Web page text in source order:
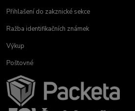
Přihlašení do zakznické sekce
Ražba identifikačních známek
Výkup
Poštovné